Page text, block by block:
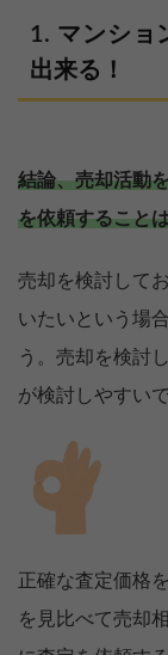
マンショ
出来る！
結論、売却活動
を依頼すること
売却を検討して
いたいという場
う。売却を検討
が検討しやすいで
正確な査定価格
を見比べて売却